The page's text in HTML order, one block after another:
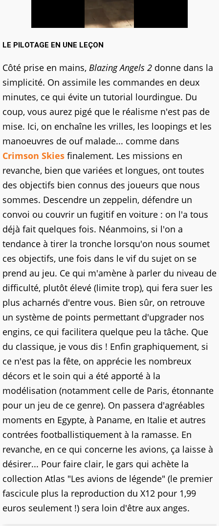
LE PILOTAGE EN UNE LEÇON
Côté prise en mains, Blazing Angels 2 donne dans la
simplicité. On assimile les commandes en deux
minutes, ce qui évite un tutorial lourdingue. Du
coup, vous aurez pigé que le réalisme n'est pas de
mise. Ici, on enchaîne les vrilles, les loopings et les
manoeuvres de ouf malade... comme dans
Crimson Skies finalement. Les missions en
revanche, bien que variées et longues, ont toutes
des objectifs bien connus des joueurs que nous
sommes. Descendre un zeppelin, défendre un
convoi ou couvrir un fugitif en voiture : on l'a tous
déjà fait quelques fois. Néanmoins, si l'on a
tendance à tirer la tronche lorsqu'on nous soumet
ces objectifs, une fois dans le vif du sujet on se
prend au jeu. Ce qui m'amène à parler du niveau de
difficulté, plutôt élevé (limite trop), qui fera suer les
plus acharnés d'entre vous. Bien sûr, on retrouve
un système de points permettant d'upgrader nos
engins, ce qui facilitera quelque peu la tâche. Que
du classique, je vous dis ! Enfin graphiquement, si
ce n'est pas la fête, on apprécie les nombreux
décors et le soin qui a été apporté à la
modélisation (notamment celle de Paris, étonnante
pour un jeu de ce genre). On passera d'agréables
moments en Egypte, à Paname, en Italie et autres
contrées footballistiquement à la ramasse. En
revanche, en ce qui concerne les avions, ça laisse à
désirer... Pour faire clair, le gars qui achète la
collection Atlas "Les avions de légende" (le premier
fascicule plus la reproduction du X12 pour 1,99
euros seulement !) sera loin d'être aux anges.